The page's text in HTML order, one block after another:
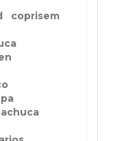
coprisem